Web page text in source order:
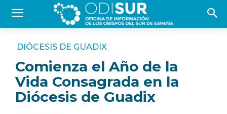
DIÓCESIS DE GUADIX
Comienza el Año de la
Vida Consagrada en la
Diócesis de Guadix